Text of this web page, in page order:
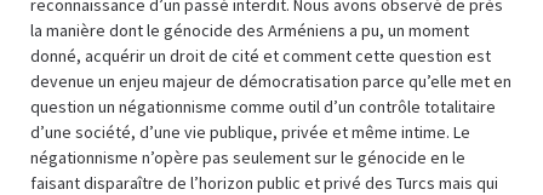
la manière dont le génocide des Arméniens a pu, un moment
donné, acquérir un droit de cité et comment cette question est
devenue un enjeu majeur de démocratisation parce qu’elle met en
question un négationnisme comme outil d’un contrôle totalitaire
d’une société, d’une vie publique, privée et même intime. Le
négationnisme n’opère pas seulement sur le génocide en le
faisant disparaître de l’horizon public et privé des Turcs mais qui